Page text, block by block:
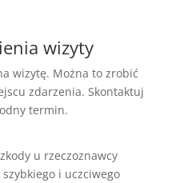
wizyty
wizytę. Można to zrobić
zdarzenia. Skontaktuj
termin.
u rzeczoznawcy
i uczciwego